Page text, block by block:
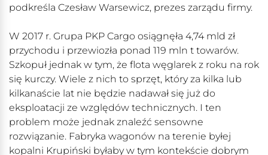
podkreśla Czesław Warsewicz, prezes zarządu firmy.
W 2017 r. Grupa PKP Cargo osiągnęła 4,74 mld zł
przychodu i przewiozła ponad 119 mln t towarów.
Szkopuł jednak w tym, że flota węglarek z roku na rok
się kurczy. Wiele z nich to sprzęt, który za kilka lub
kilkanaście lat nie będzie nadawał się już do
eksploatacji ze względów technicznych. I ten
problem może jednak znaleźć sensowne
rozwiązanie. Fabryka wagonów na terenie byłej
kopalni Krupiński byłaby w tym kontekście dobrym